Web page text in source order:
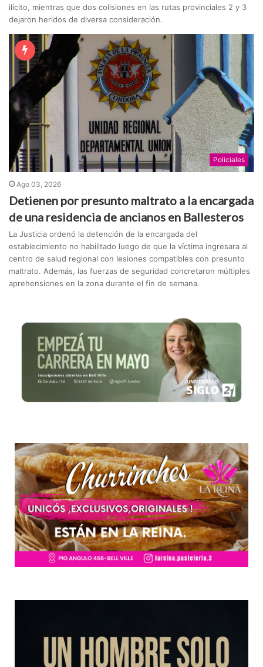
ilícito, mientras que dos colisiones en las rutas provinciales 2 y 3
dejaron heridos de diversa consideración.
Policiales
Ago 03, 2026
Detienen por presunto maltrato a la encargada
de una residencia de ancianos en Ballesteros
La Justicia ordenó la detención de la encargada del
establecimiento no habilitado luego de que la víctima ingresara al
centro de salud regional con lesiones compatibles con presunto
maltrato. Además, las fuerzas de seguridad concretaron múltiples
aprehensiones en la zona durante el fin de semana.